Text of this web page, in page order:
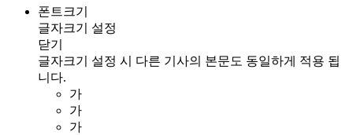
폰트크기
글자크기 설정
닫기
글자크기 설정 시 다른 기사의 본문도 동일하게 적용 됩
니다.
가
가
가